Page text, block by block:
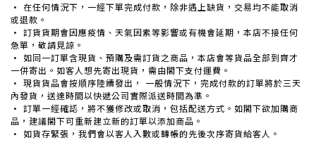
· 在任何情況下，一經下單完成付款，除非遇上缺貨，交易均不能取消
或退款。
· 訂貨貨期會因應疫情、天氣因素等影響或有機會延期，本店不接任何
急單，敬請見諒。
· 如同一訂單含現貨、預購及需訂貨之商品，本店會等貨品全部到齊才
一併寄出。如客人想先寄出現貨，需由閣下支付運費。
· 現貨貨品會按順序陸續發出， 一般情況下，完成付款的訂單將於三天
內發貨，送達時間以快遞公司實際派送時間為準。
· 訂單一經確認，將不獲修改或取消，包括配送方式。如閣下欲加購商
品，建議閣下可重新建立新的訂單以添加商品。
· 如貨存緊張，我們會以客人入數或轉帳的先後次序寄貨給客人。